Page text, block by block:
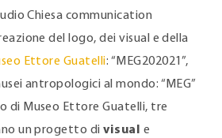
Chiesa communication
del logo, dei visual e della
Ettore Guatelli: “MEG202021”,
antropologici al mondo: “MEG”
di Museo Ettore Guatelli, tre
un progetto divisual e